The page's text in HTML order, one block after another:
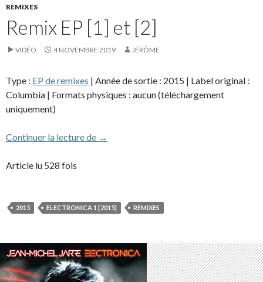
REMIXES
Remix EP [1] et [2]
VIDÉO 4 NOVEMBRE 2019 JÉRÔME
Type : EP de remixes | Année de sortie : 2015 | Label original :
Columbia | Formats physiques : aucun (téléchargement
uniquement)
Continuer la lecture de Remix EP [1] et [2]
→
Article lu 528 fois
2015 ELECTRONICA 1 [2015] REMIXES